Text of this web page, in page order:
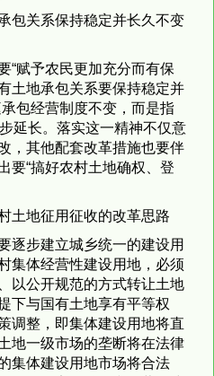
关系保持稳定并长久不变
赋予农民更加充分而有保
土地承包关系要保持稳定并
包经营制度不变，而是指
延长。落实这一精神不仅意
，其他配套改革措施也要伴
要“搞好农村土地确权、登
地征用征收的改革思路
步建立城乡统一的建设用
集体经营性建设用地，必须
以公开规范的方式转让土地
下与国有土地享有平等权
调整，即集体建设用地将直
地一级市场的垄断将在法律
集体建设用地市场将合法